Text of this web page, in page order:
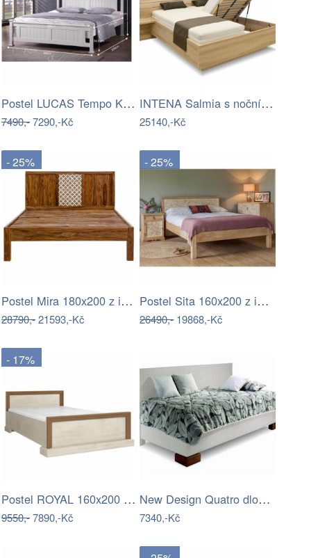
Postel LUCAS Tempo Kondela
7490,-7290,-Kč
INTENA Salmia s nočními stolky …
25140,-Kč
- 25%
Postel Mira 180x200 z indického masivu…
28790,-21593,-Kč
- 25%
Postel Sita 160x200 z indického masivu…
26490,-19868,-Kč
- 17%
Postel ROYAL 160x200 Tempo Kondela
9550,-7890,-Kč
New Design Quatro dlouhé čelo …
7340,-Kč